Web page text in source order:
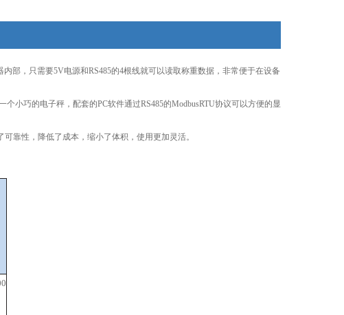
部，只需要5V电源和RS485的4根线就可以读取称重数据，非常便于在设备
个小巧的电子秤，配套的PC软件通过RS485的ModbusRTU协议可以方便的显
性，降低了成本，缩小了体积，使用更加灵活。